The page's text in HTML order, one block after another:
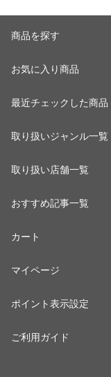
商品を探す
お気に入り商品
最近チェックした商品
取り扱いジャンル一覧
取り扱い店舗一覧
おすすめ記事一覧
カート
マイページ
ポイント表示設定
ご利用ガイド